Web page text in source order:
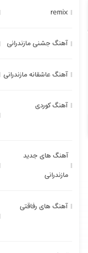
remix
آهنگ جشنی مازندرانی
آهنگ عاشقانه مازندرانی
آهنگ کوردی
آهنگ های جدید
مازندرانی
آهنگ های رفاقتی